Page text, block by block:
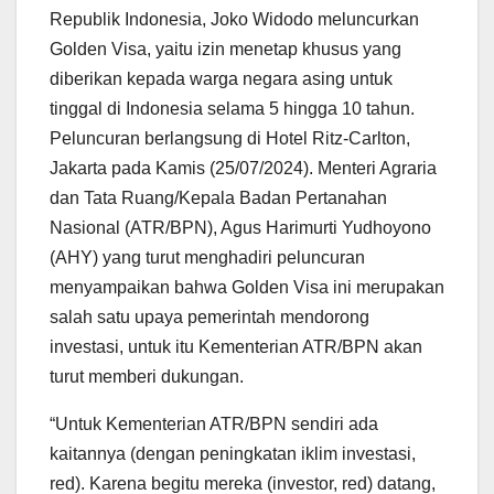
Republik Indonesia, Joko Widodo meluncurkan
Golden Visa, yaitu izin menetap khusus yang
diberikan kepada warga negara asing untuk
tinggal di Indonesia selama 5 hingga 10 tahun.
Peluncuran berlangsung di Hotel Ritz-Carlton,
Jakarta pada Kamis (25/07/2024). Menteri Agraria
dan Tata Ruang/Kepala Badan Pertanahan
Nasional (ATR/BPN), Agus Harimurti Yudhoyono
(AHY) yang turut menghadiri peluncuran
menyampaikan bahwa Golden Visa ini merupakan
salah satu upaya pemerintah mendorong
investasi, untuk itu Kementerian ATR/BPN akan
turut memberi dukungan.
“Untuk Kementerian ATR/BPN sendiri ada
kaitannya (dengan peningkatan iklim investasi,
red). Karena begitu mereka (investor, red) datang,